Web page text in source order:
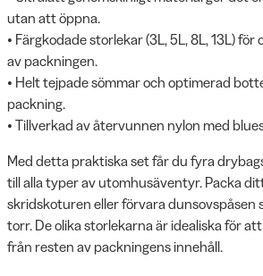
utan att öppna.
• Färgkodade storlekar (3L, 5L, 8L, 13L)
av packningen.
• Helt tejpade sömmar och optimerad
packning.
• Tillverkad av återvunnen nylon med
Med detta praktiska set får du fyra
till alla typer av utomhusäventyr. Packa
skridskoturen eller förvara dunsovspåsen
torr. De olika storlekarna är idealiska för
från resten av packningens innehåll.